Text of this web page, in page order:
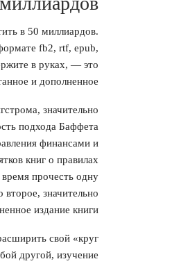
в 50 миллиардов.
fb2, rtf, epub,
в руках, — это
и дополненное.
значительно
подхода Баффета
финансами и
книг о правилах
время прочесть одну
значительно
издание книги.
свой «круг
другой, изучение